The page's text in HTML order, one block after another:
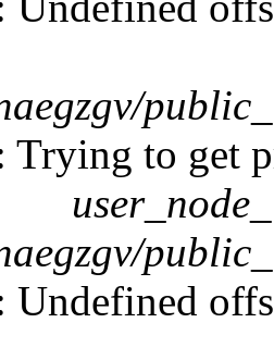
Trying to get
Undefined